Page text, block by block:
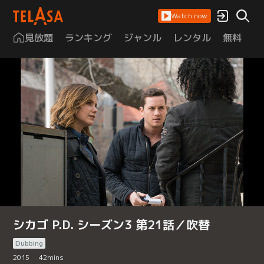
Watch now
見放題 ランキング ジャンル レンタル 無料
シカゴ P.D. シーズン3 第21話／吹替
Dubbing
2015
42mins